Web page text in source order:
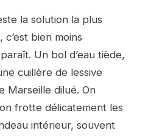
la solution la plus
bien moins
Un bol d’eau tiède,
cuillère de lessive
Marseille dilué. On
frotte délicatement les
intérieur, souvent